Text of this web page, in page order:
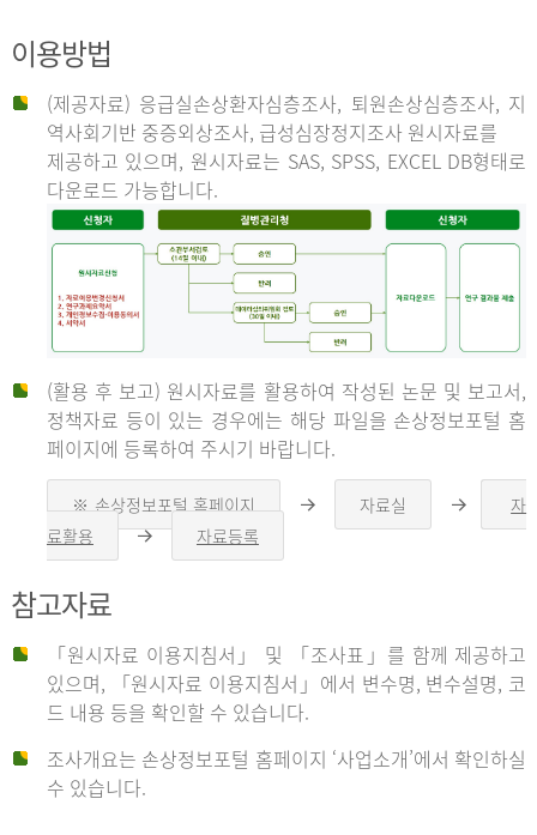
이용방법
(제공자료) 응급실손상환자심층조사, 퇴원손상심층조사, 지
역사회기반 중증외상조사, 급성심장정지조사 원시자료를
제공하고 있으며, 원시자료는 SAS, SPSS, EXCEL DB형태로
다운로드 가능합니다.
신
청
자
신
청
자
는
1.
자
(활용 후 보고) 원시자료를 활용하여 작성된 논문 및 보고서,
정책자료 등이 있는 경우에는 해당 파일을 손상정보포털 홈
페이지에 등록하여 주시기 바랍니다.
※ 손상정보포털 홈페이지
른
자료실
른
자
료활용
른
자료등록
참고자료
「원시자료 이용지침서」 및 「조사표」를 함께 제공하고
있으며, 「원시자료 이용지침서」에서 변수명, 변수설명, 코
드 내용 등을 확인할 수 있습니다.
조사개요는 손상정보포털 홈페이지 ‘사업소개’에서 확인하실
수 있습니다.